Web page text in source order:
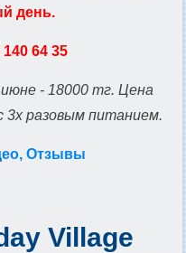
день.
140 64 35
- 18000 тг. Цена
3х разовым питанием.
Отзывы
Village